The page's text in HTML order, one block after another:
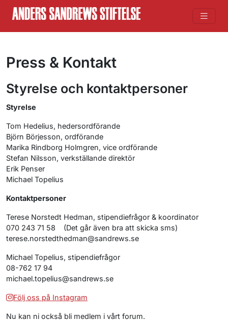
Press & Kontakt
Styrelse och kontaktpersoner
Styrelse
Tom Hedelius, hedersordförande
Björn Börjesson, ordförande
Marika Rindborg Holmgren, vice ordförande
Stefan Nilsson, verkställande direktör
Erik Penser
Michael Topelius
Kontaktpersoner
Terese Norstedt Hedman, stipendiefrågor & koordinator
070 243 71 58 (Det går även bra att skicka sms)
terese.norstedthedman@sandrews.se
Michael Topelius, stipendiefrågor
08-762 17 94
michael.topelius@sandrews.se
Följ oss på Instagram
Nu kan ni också bli medlem i vårt forum.